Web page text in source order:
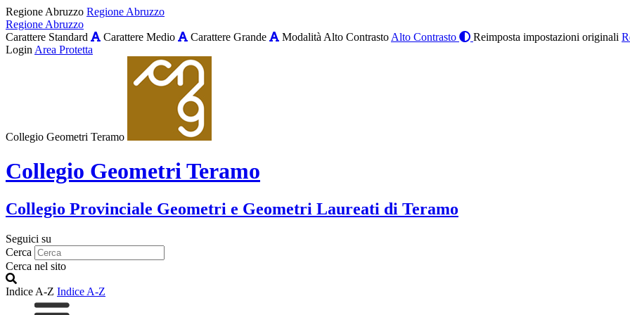
Regione Abruzzo Regione Abruzzo
Regione Abruzzo
Carattere Standard
Carattere Medio Carattere Grande Modalità Alto Contrasto Alto Contrasto Reimposta impostazioni originali
Login Area Protetta
Collegio Geometri Teramo
Collegio Geometri Teramo
Collegio Provinciale Geometri e Geometri Laureati di Teramo
Seguici su
Cerca
Cerca nel sito
Indice A-Z Indice A-Z